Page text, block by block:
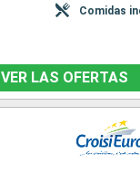
Comidas
VER LAS OFERTAS